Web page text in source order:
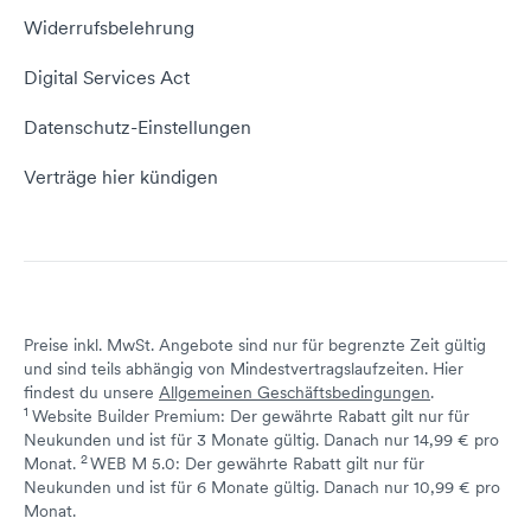
E-Mail-Domain
Server Hosting
Kontakt aufnehmen
Empfehlungsprogramm
Domain Reseller
Status dogado.de
Widerrufsbelehrung
Digital Services Act
Datenschutz-Einstellungen
Verträge hier kündigen
Preise inkl. MwSt. Angebote sind nur für begrenzte Zeit gültig
und sind teils abhängig von Mindestvertragslaufzeiten. Hier
findest du unsere Allgemeinen Geschäftsbedingungen.
1 Website Builder Premium: Der gewährte Rabatt gilt nur für
Neukunden und ist für 3 Monate gültig. Danach nur 14,99 € pro
Monat.↩ 1
2 WEB M 5.0: Der gewährte Rabatt gilt nur für
Neukunden und ist für 6 Monate gültig. Danach nur 10,99 € pro
Monat.↩ 1